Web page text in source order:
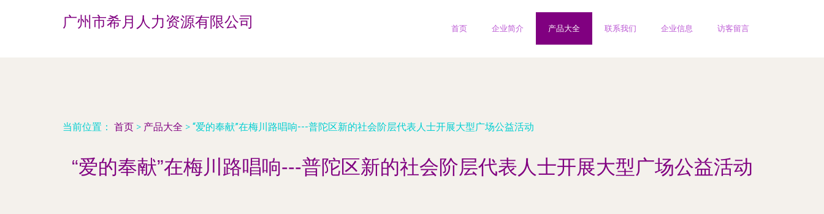
广州市希月人力资源有限公司 首页 企业简介 产品大全 联系我们 企业信息 访客留言
当前位置： 首页 > 产品大全 > “爱的奉献”在梅川路唱响---普陀区新的社会阶层代表人士开展大型广场公益活动
“爱的奉献”在梅川路唱响---普陀区新的社会阶层代表人士开展大型广场公益活动